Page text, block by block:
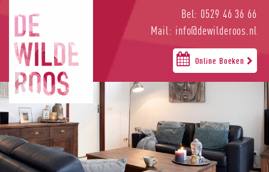
Bel: 0529 46 36 66
Mail: info@dewilderoos.nl
Online Boeken